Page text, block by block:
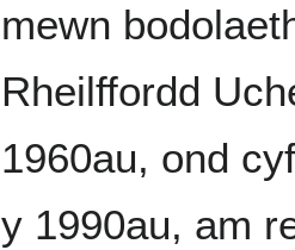
mewn
Rheilffordd
1960au, ond
y 1990au, am